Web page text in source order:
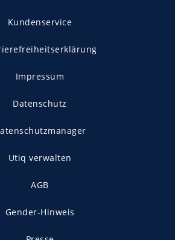
Kundenservice
Impressum
Datenschutz
Utiq verwalten
AGB
Gender-Hinweis